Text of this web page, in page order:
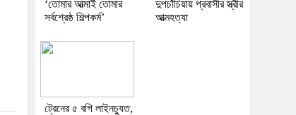
‘তোমার আত্মাই তোমার
সর্বশ্রেষ্ঠ শিল্পকর্ম’
দুপচাঁচিয়ায় প্রবাসীর স্ত্রীর
আত্মহত্যা
ট্রেনের ৫ বগি লাইনচ্যুত,